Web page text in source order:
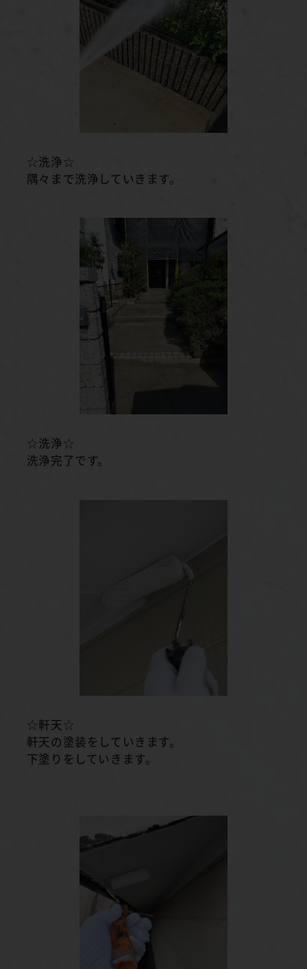
☆洗浄☆
隅々まで洗浄していきます。
☆洗浄☆
洗浄完了です。
☆軒天☆
軒天の塗装をしていきます。
下塗りをしていきます。